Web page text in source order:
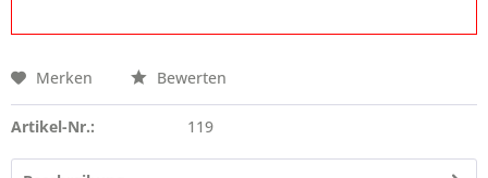
Merken Bewerten
Artikel-Nr.: 119